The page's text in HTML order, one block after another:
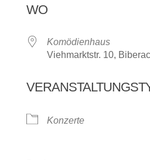
WO
Komödienhaus
Viehmarktstr. 10,
Konzerte